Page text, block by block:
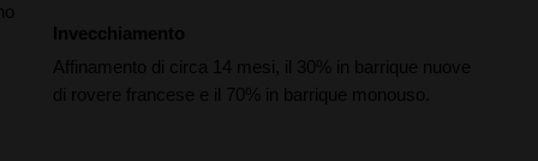
Invecchiamento
Affinamento di circa 14 mesi, il 30% in barrique nuove
di rovere francese e il 70% in barrique monouso.